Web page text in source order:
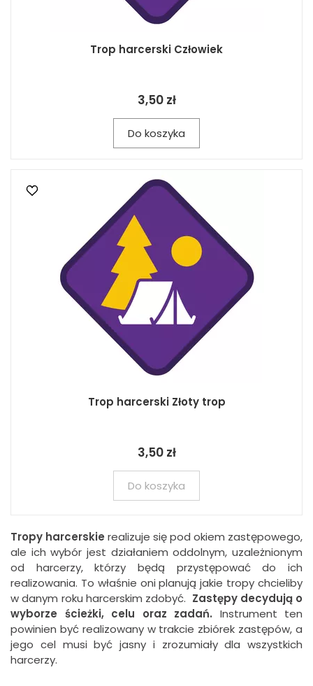
Trop harcerski Człowiek
3,50 zł
Do koszyka
Trop harcerski Złoty trop
3,50 zł
Do koszyka
Tropy harcerskie realizuje się pod okiem zastępowego,
ale ich wybór jest działaniem oddolnym, uzależnionym
od harcerzy, którzy będą przystępować do ich
realizowania. To właśnie oni planują jakie tropy chcieliby
w danym roku harcerskim zdobyć. Zastępy decydują o
wyborze ścieżki, celu oraz zadań. Instrument ten
powinien być realizowany w trakcie zbiórek zastępów, a
jego cel musi być jasny i zrozumiały dla wszystkich
harcerzy.